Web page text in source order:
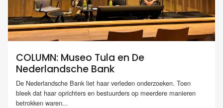
COLUMN: Museo Tula en De
Nederlandsche Bank
De Nederlandsche Bank liet haar verleden onderzoeken. Toen
bleek dat haar oprichters en bestuurders op meerdere manieren
betrokken waren...